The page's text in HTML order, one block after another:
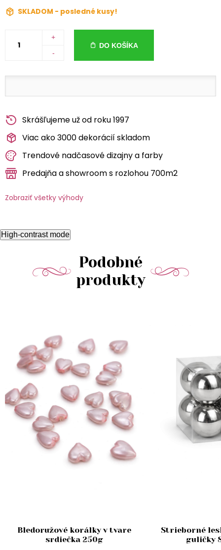
SKLADOM - posledné kusy!
+
-
DO KOŠÍKA
Skrášľujeme už od roku 1997
Viac ako 3000 dekorácií skladom
Trendové nadčasové dizajny a farby
Predajňa a showroom s rozlohou 700m2
Zobraziť všetky výhody
High-contrast mode
Podobné
produkty
Bledoružové korálky v tvare
srdiečka 250g
Strieborné
guličky